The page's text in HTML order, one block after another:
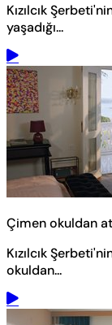
Kızılcık
yaşadığı...
Çimen okuldan
Kızılcık
okuldan...